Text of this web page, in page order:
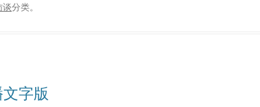
谈分类。
字版